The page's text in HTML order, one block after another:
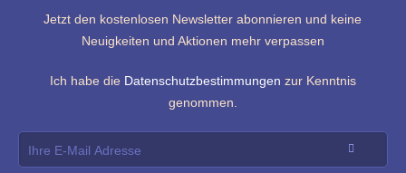
Jetzt den kostenlosen Newsletter abonnieren und keine
Neuigkeiten und Aktionen mehr verpassen
Ich habe die Datenschutzbestimmungen zur Kenntnis
genommen.